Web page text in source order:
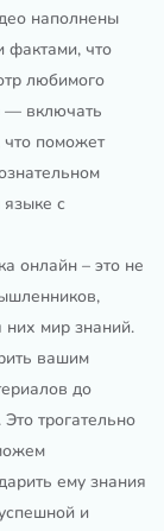
наполнены
фактами, что
любимого
— включать
что поможет
с
онлайн – это не
мир знаний.
вашим
до
трогательно
ему знания
и